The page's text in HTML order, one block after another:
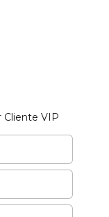
Cliente VIP